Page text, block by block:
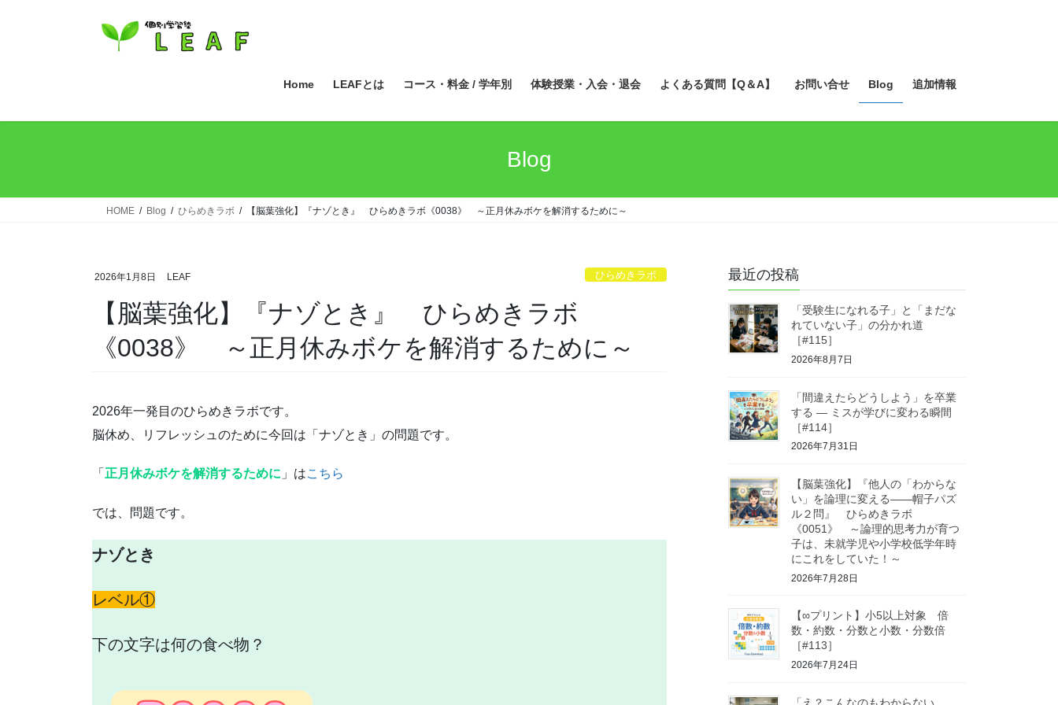
ス
ン
Home LEAFとは コース・料金 / 学年別 体験授業・入会・退会 よくある質問【Q＆A】 お問い合せ Blog 追加情報
Blog
HOME Blog ひらめきラボ 【脳葉強化】『ナゾとき』 ひらめきラボ《0038》 ～正月休みボケを解消するために～
2026年1月8日 LEAF ひらめきラボ
【脳葉強化】『ナゾとき』 ひらめきラボ
《0038》 ～正月休みボケを解消するために～
2026年一発目のひらめきラボです。
脳休め、リフレッシュのために今回は「ナゾとき」の問題です。
「 正月休みボケを解消するために 」はこちら
では、問題です。
ナゾとき
レベル①
下の文字は何の食べ物？
最近の投稿
「受験生になれる子」と「まだな
れていない子」の分かれ道
［#115］
2026年8月7日
「間違えたらどうしよう」を卒業
する ― ミスが学びに変わる瞬間
［#114］
2026年7月31日
【脳葉強化】『他人の「わからな
い」を論理に変える――帽子パズ
ル２問』 ひらめきラボ
《0051》 ～論理的思考力が育つ
子は、未就学児や小学校低学年時
にこれをしていた！～
2026年7月28日
【∞プリント】小5以上対象 倍
数・約数・分数と小数・分数倍
［#113］
2026年7月24日
「え？こんなのもわからない